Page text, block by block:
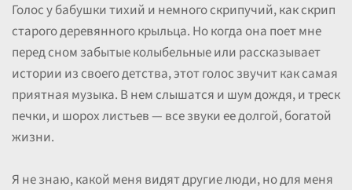
Голос у бабушки тихий и немного скрипучий, как скрип
старого деревянного крыльца. Но когда она поет мне
перед сном забытые колыбельные или рассказывает
истории из своего детства, этот голос звучит как самая
приятная музыка. В нем слышатся и шум дождя, и треск
печки, и шорох листьев — все звуки ее долгой, богатой
жизни.
Я не знаю, какой меня видят другие люди, но для меня